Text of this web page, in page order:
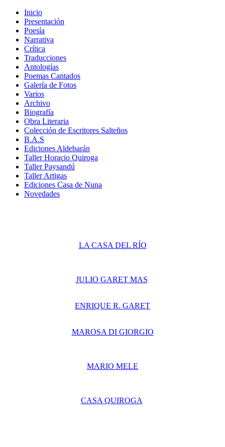
Inicio
Presentación
Poesía
Narrativa
Crítica
Traducciones
Antologías
Poemas Cantados
Galería de Fotos
Varios
Archivo
Biografía
Obra Literaria
Colección de Escritores Salteños
B.A.S
Ediciones Aldebarán
Taller Horacio Quiroga
Taller Paysandú
Taller Artigas
Ediciones Casa de Nuna
Novedades
LA CASA DEL RÍO
JULIO GARET MAS
ENRIQUE R. GARET
MAROSA DI GIORGIO
MARIO MELE
CASA QUIROGA